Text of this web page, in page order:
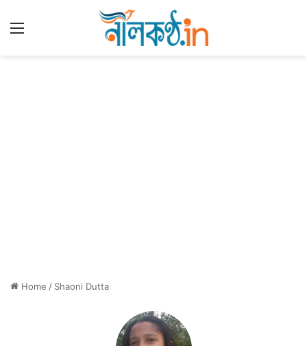
Home / Shaoni Dutta